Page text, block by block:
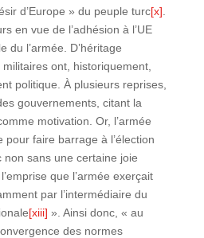
d’Europe » du peuple turc[x]
en vue de l’adhésion à l’UE
du l’armée. D’héritage
militaires ont, historiquement,
politique. À plusieurs reprises,
gouvernements, citant la
motivation. Or, l’armée
pour faire barrage à l’élection
non sans une certaine joie
que l’armée exerçait
par l’intermédiaire du
[xiii] ». Ainsi donc, « au
des normes